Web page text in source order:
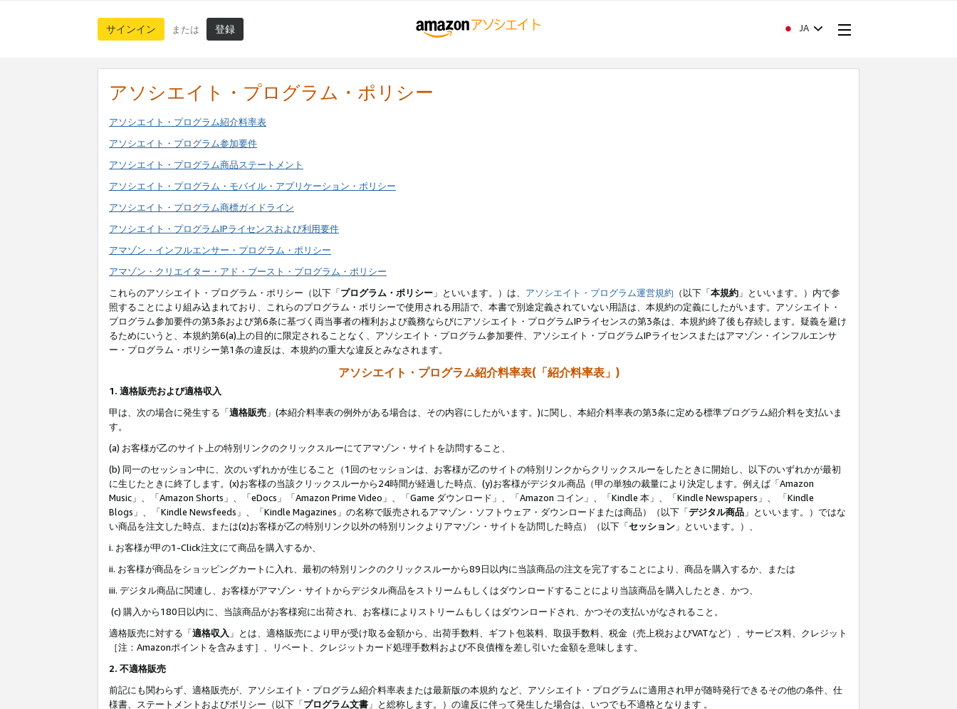
サインイン または 登録 JA
アソシエイト・プログラム・ポリシー
アソシエイト・プログラム紹介料率表
アソシエイト・プログラム参加要件
アソシエイト・プログラム商品ステートメント
アソシエイト・プログラム・モバイル・アプリケーション・ポリシー
アソシエイト・プログラム商標ガイドライン
アソシエイト・プログラムIPライセンスおよび利用要件
アマゾン・インフルエンサー・プログラム・ポリシー
アマゾン・クリエイター・アド・ブースト・プログラム・ポリシー
これらのアソシエイト・プログラム・ポリシー（以下「プログラム・ポリシー 」といいます。）は、 アソシエイト・プログラム運営規約 （以下「本規約 」といいます。）内で参
照することにより組み込まれており、これらのプログラム・ポリシーで使用される用語で、本書で別途定義されていない用語は、本規約の定義にしたがいます。アソシエイト・
プログラム参加要件の第3条および第6条に基づく両当事者の権利および義務ならびにアソシエイト・プログラムIPライセンスの第3条は、本規約終了後も存続します。疑義を避け
るためにいうと、本規約第6(a)上の目的に限定されることなく、アソシエイト・プログラム参加要件、アソシエイト・プログラムIPライセンスまたはアマゾン・インフルエンサ
ー・プログラム・ポリシー第1条の違反は、本規約の重大な違反とみなされます。
アソシエイト・プログラム紹介料率表(「紹介料率表」)
1. 適格販売および適格収入
甲は、次の場合に発生する「適格販売 」(本紹介料率表の例外がある場合は、その内容にしたがいます。)に関し、本紹介料率表の第3条に定める標準プログラム紹介料を支払いま
す。
(a) お客様が乙のサイト上の特別リンクのクリックスルーにてアマゾン・サイトを訪問すること、
(b) 同一のセッション中に、次のいずれかが生じること（1回のセッションは、お客様が乙のサイトの特別リンクからクリックスルーをしたときに開始し、以下のいずれかが最初
に生じたときに終了します。(x)お客様の当該クリックスルーから24時間が経過した時点、(y)お客様がデジタル商品（甲の単独の裁量により決定します。例えば「Amazon
Music」、「Amazon Shorts」、「eDocs」「Amazon Prime Video」、「Game ダウンロード」、「Amazon コイン」、「Kindle 本」、「Kindle Newspapers」、 「Kindle
Blogs」、「Kindle Newsfeeds」、「Kindle Magazines」の名称で販売されるアマゾン・ソフトウェア・ダウンロードまたは商品）（以下「デジタル商品 」といいます。）ではな
い商品を注文した時点、または(z)お客様が乙の特別リンク以外の特別リンクよりアマゾン・サイトを訪問した時点）（以下「セッション 」といいます。）、
i. お客様が甲の1-Click注文にて商品を購入するか、
ii. お客様が商品をショッピングカートに入れ、最初の特別リンクのクリックスルーから89日以内に当該商品の注文を完了することにより、商品を購入するか、または
iii. デジタル商品に関連し、お客様がアマゾン・サイトからデジタル商品をストリームもしくはダウンロードすることにより当該商品を購入したとき、かつ、
(c) 購入から180日以内に、当該商品がお客様宛に出荷され、お客様によりストリームもしくはダウンロードされ、かつその支払いがなされること。
適格販売に対する「適格収入 」とは、適格販売により甲が受け取る金額から、出荷手数料、ギフト包装料、取扱手数料、税金（売上税およびVATなど）、サービス料、クレジット
［注：Amazonポイントを含みます］、リベート、クレジットカード処理手数料および不良債権を差し引いた金額を意味します。
2. 不適格販売
前記にも関わらず、適格販売が、アソシエイト・プログラム紹介料率表または最新版の本規約 など、アソシエイト・プログラムに適用され甲が随時発行できるその他の条件、仕
様書、ステートメントおよびポリシー（以下「プログラム文書 」と総称します。）の違反に伴って発生した場合は、いつでも不適格となります 。